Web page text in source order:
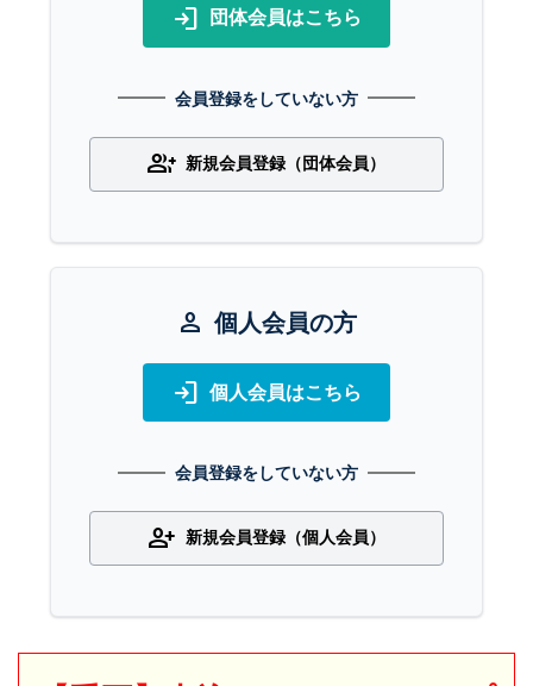
login 団体会員はこちら
会員登録をしていない方
group_add 新規会員登録（団体会員）
person 個人会員の方
login 個人会員はこちら
会員登録をしていない方
person_add 新規会員登録（個人会員）